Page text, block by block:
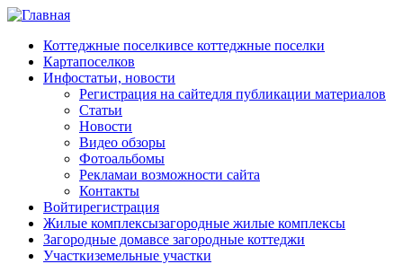
Перейти к основному содержанию
Коттеджные поселкивсе коттеджные поселки
Картапоселков
Инфостатьи, новости
Регистрация на сайтедля публикации материалов
Статьи
Новости
Видео обзоры
Фотоальбомы
Рекламаи возможности сайта
Контакты
Войтирегистрация
Жилые комплексызагородные жилые комплексы
Загородные домавсе загородные коттеджи
Участкиземельные участки